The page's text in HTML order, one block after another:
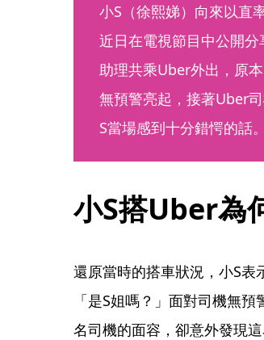
小S（徐熙娣）向來以直
近日在電視節目中公開
助理共乘Uber外出，原
無預警亮起，接著Uber
S當場感到十分錯愕的話。
小S搭Uber為
還原當時的搭車狀況，小S表
「是S姐嗎？」面對司機無
名司機的面容，卻意外發現